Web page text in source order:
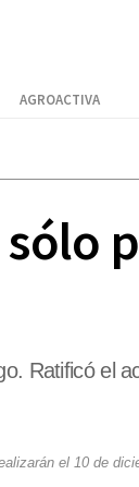
AGROACTIVA
Ratificó el
el 10 de